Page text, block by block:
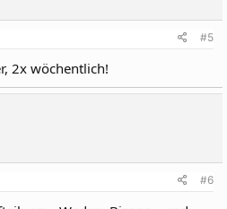
#5
2x wöchentlich!
#6